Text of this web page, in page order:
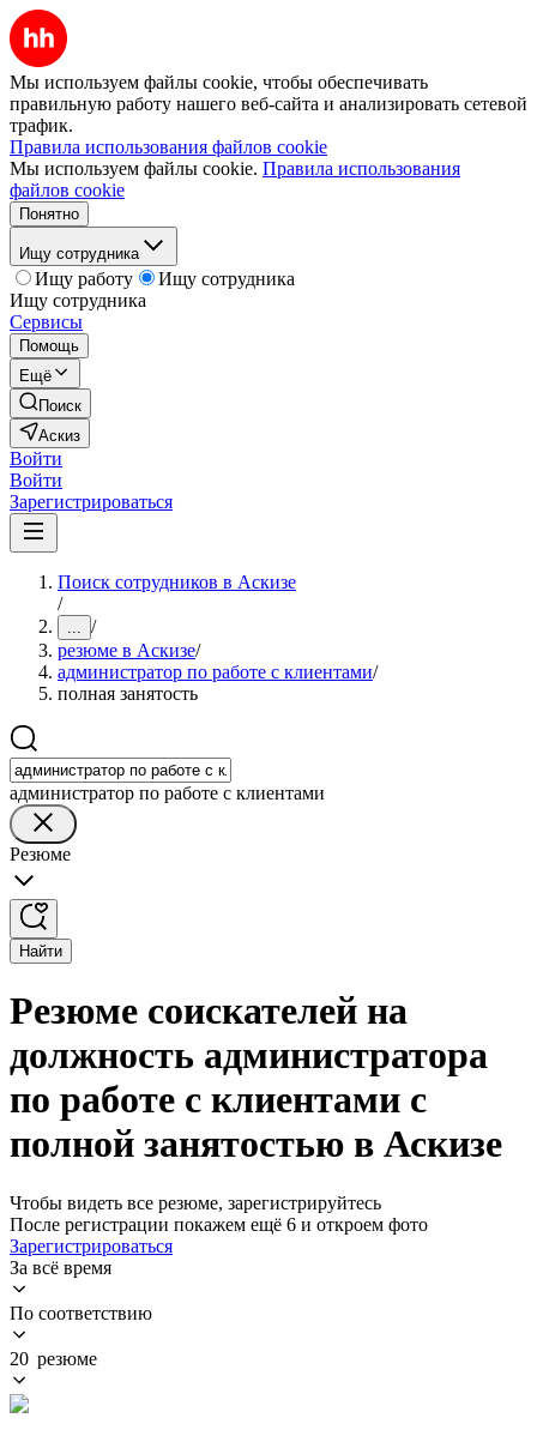
Мы используем файлы cookie, чтобы обеспечивать
правильную работу нашего веб-сайта и анализировать сетевой
трафик.
Правила использования файлов cookie
Мы используем файлы cookie. Правила использования
файлов cookie
Понятно
Ищу сотрудника
Ищу работу
Ищу сотрудника
Ищу сотрудника
Сервисы
Помощь
Ещё
Поиск
Аскиз
Войти
Войти
Зарегистрироваться
Поиск сотрудников в Аскизе
/
... /
резюме в Аскизе/
администратор по работе с клиентами/
полная занятость
администратор по работе с клиентами
Резюме
Найти
Резюме соискателей на
должность администратора
по работе с клиентами с
полной занятостью в Аскизе
Чтобы видеть все резюме, зарегистрируйтесь
После регистрации покажем ещё 6 и откроем фото
Зарегистрироваться
За всё время
По соответствию
20 резюме